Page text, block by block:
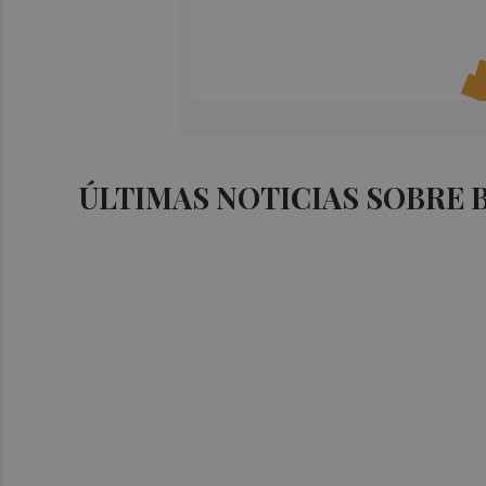
ÚLTIMAS NOTICIAS SOBRE